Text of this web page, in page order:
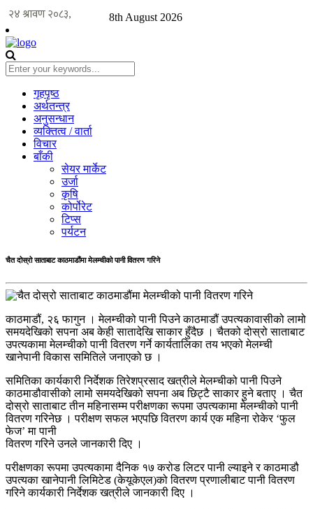
8th August 2026
गृहपृष्ठ
अर्थतन्त्र
अनुसन्धान
व्यक्तित्व / वार्ता
विचार
बाँकी
सेयर मार्केट
उर्जा
कृषि
कोर्पोरेट
टिप्स
पर्यटन
चैत दोस्रो साताबाट काठमाडौंमा मेलम्चीको पानी वितरण गरिने
काठमाडौं, २६ फागुन । मेलम्चीको पानी पिउने काठमाडौं उपत्यकावासीको लामो
समयदेखिको सपना अब केही सातादेखि साकार हुँदैछ । चैतको दोस्रो साताबाट
उपत्यकामा मेलम्चीको पानी वितरण गर्ने कार्यतालिका तय भएको मेलम्ची
खानेपानी विकास समितिले जनाएको छ ।
समितिका कार्यकारी निर्देशक तिरेशप्रसाद खत्रीले मेलम्चीको पानी पिउने
काठमाडौवासीको लामो समयदेखिको सपना अब छिट्टै साकार हुने बताए । चैत
दोस्रो साताबाट तीन महिनासम्म परीक्षणका रूपमा उपत्यकामा मेलम्चीको पानी
वितरण गरिनेछ । परीक्षण सफल भएपछि वितरण कार्य एक महिना रोकेर ‘फुल
फेज’ मा पानी
वितरण गरिने उनले जानकारी दिए ।
परीक्षणका रूपमा उपत्यकामा दैनिक १७ करोड लिटर पानी ल्याइने र काठमाडौ
उपत्यका खानेपानी लिमिटेड (केयूकेएल)को वितरण प्रणालीबाट पानी वितरण
गरिने कार्यकारी निर्देशक खत्रीले जानकारी दिए ।